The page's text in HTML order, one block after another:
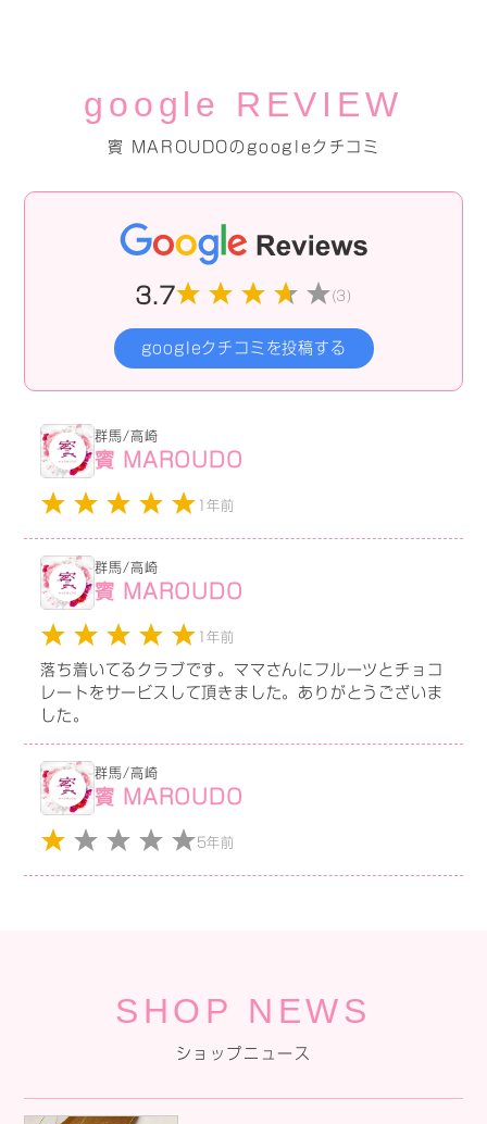
google REVIEW
賓 MAROUDOのgoogleクチコミ
3.7 (3)
googleクチコミを投稿する
群馬/高崎
賓 MAROUDO
1年前
群馬/高崎
賓 MAROUDO
1年前
落ち着いてるクラブです。ママさんにフルーツとチョコ
レートをサービスして頂きました。ありがとうございま
した。
群馬/高崎
賓 MAROUDO
5年前
SHOP NEWS
ショップニュース